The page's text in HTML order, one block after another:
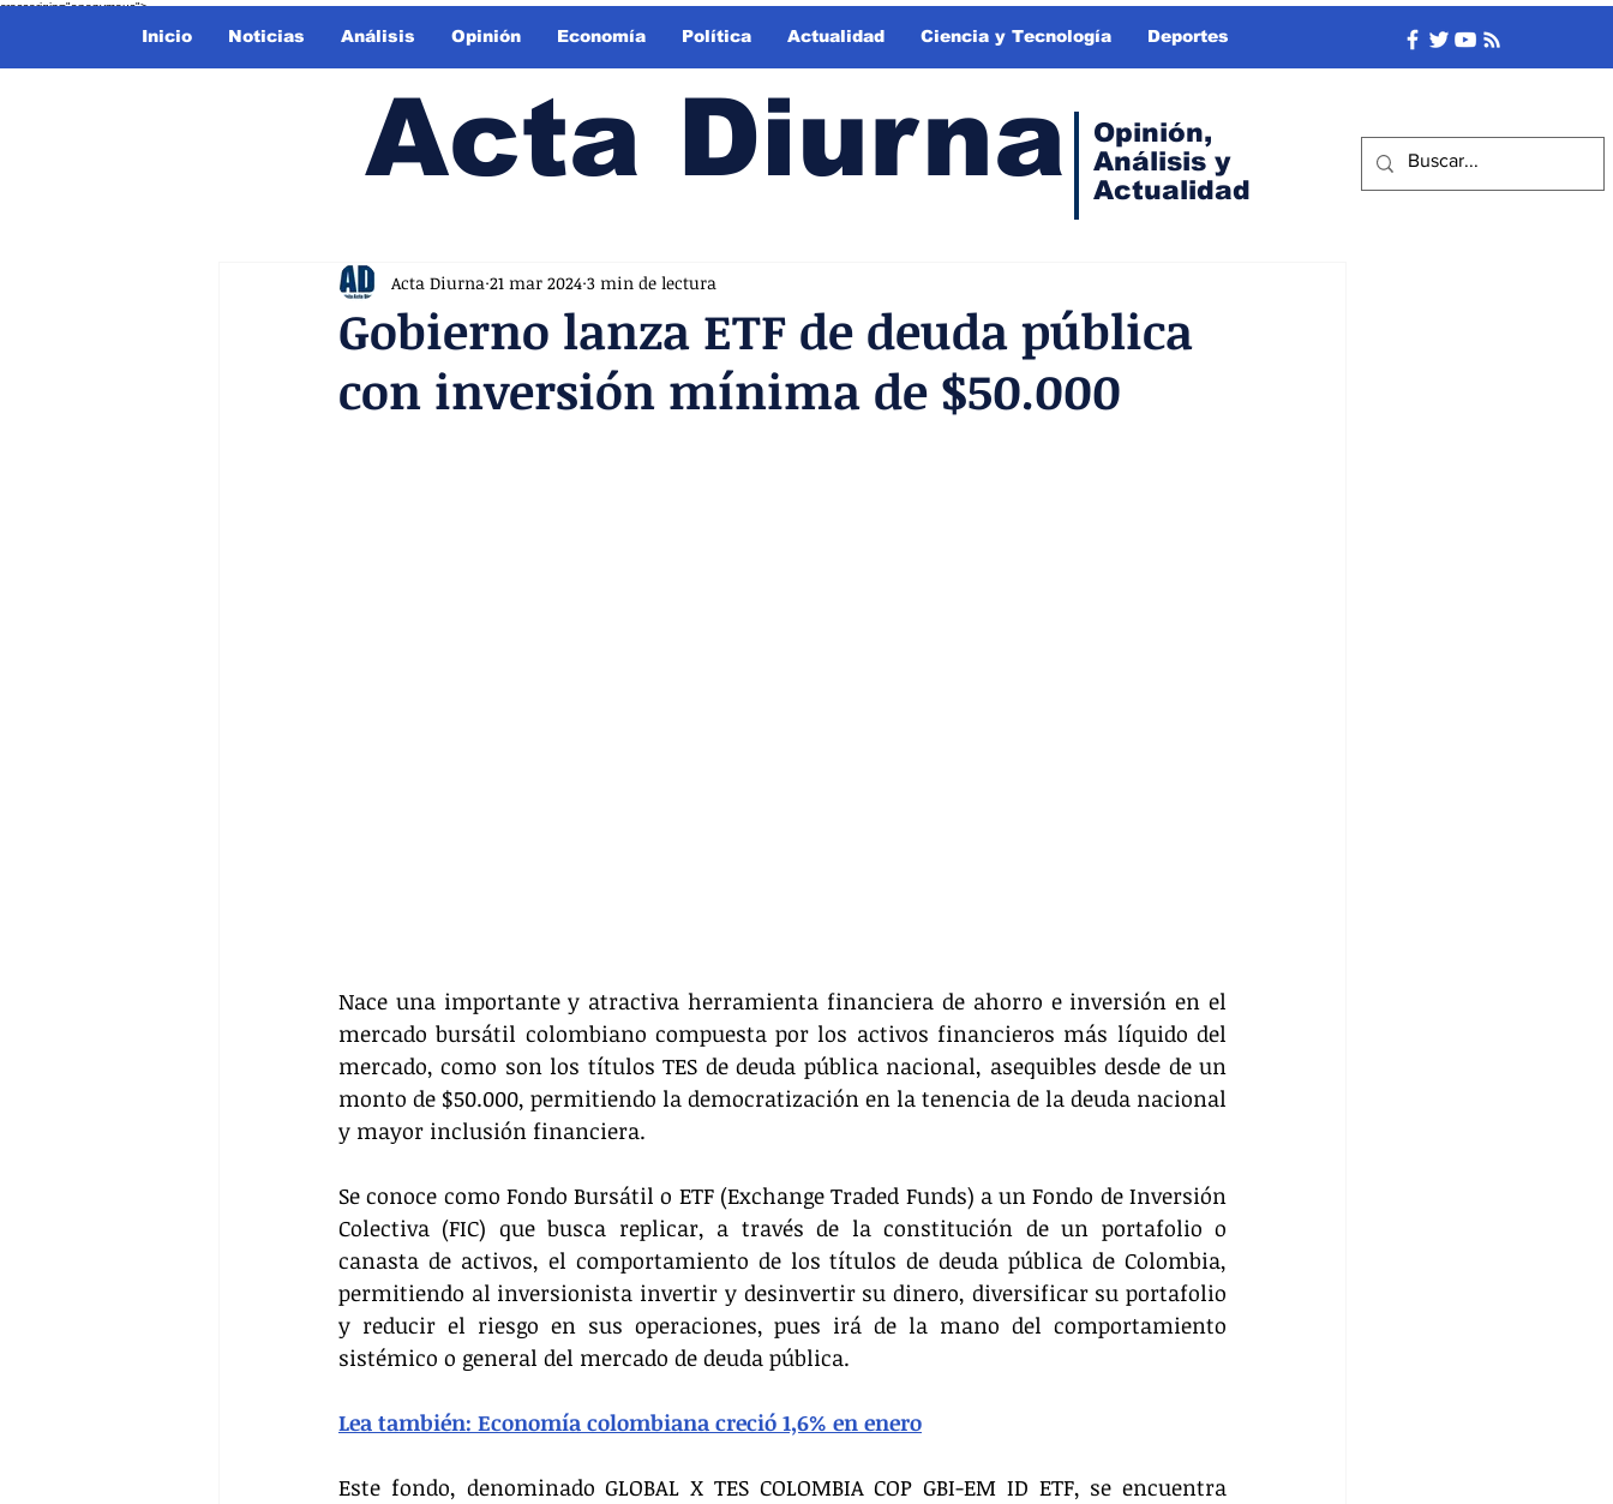
crossorigin="anonymous">
Inicio Noticias Análisis Opinión Economía Política Actualidad Ciencia y Tecnología Deportes
Acta Diurna
Opinión,
Análisis y
Actualidad
Gobierno lanza ETF de deuda pública
con inversión mínima de $50.000
Acta Diurna 21 mar 2024 3 min de lectura
Nace una importante y atractiva herramienta financiera de ahorro e inversión en el
mercado bursátil colombiano compuesta por los activos financieros más líquido del
mercado, como son los títulos TES de deuda pública nacional, asequibles desde de un
monto de $50.000, permitiendo la democratización en la tenencia de la deuda nacional
y mayor inclusión financiera.
Se conoce como Fondo Bursátil o ETF (Exchange Traded Funds) a un Fondo de Inversión
Colectiva (FIC) que busca replicar, a través de la constitución de un portafolio o
canasta de activos, el comportamiento de los títulos de deuda pública de Colombia,
permitiendo al inversionista invertir y desinvertir su dinero, diversificar su portafolio
y reducir el riesgo en sus operaciones, pues irá de la mano del comportamiento
sistémico o general del mercado de deuda pública.
Lea también: Economía colombiana creció 1,6% en enero
Este fondo, denominado GLOBAL X TES COLOMBIA COP GBI-EM ID ETF, se encuentra